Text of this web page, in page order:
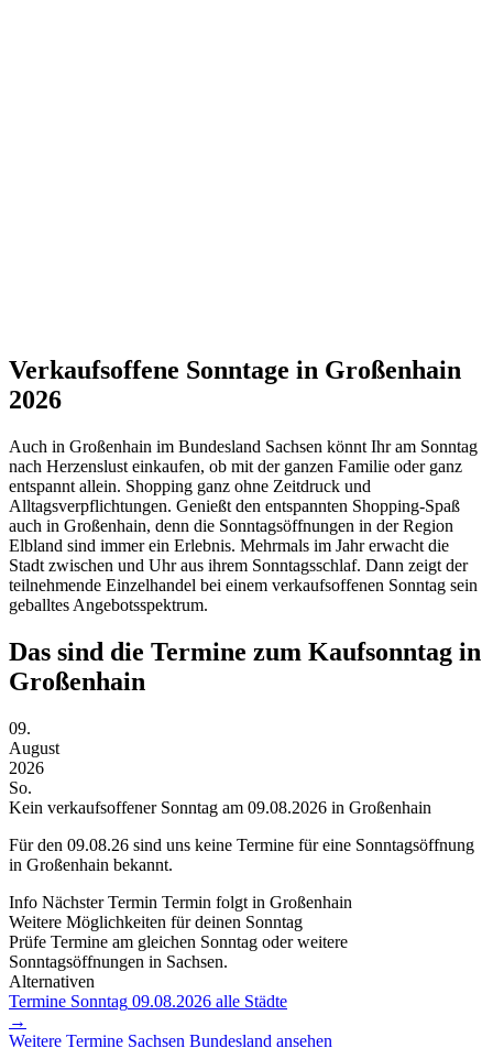
Verkaufsoffene Sonntage in Großenhain
2026
Auch in Großenhain im Bundesland Sachsen könnt Ihr am Sonntag
nach Herzenslust einkaufen, ob mit der ganzen Familie oder ganz
entspannt allein. Shopping ganz ohne Zeitdruck und
Alltagsverpflichtungen. Genießt den entspannten Shopping-Spaß
auch in Großenhain, denn die Sonntagsöffnungen in der Region
Elbland sind immer ein Erlebnis. Mehrmals im Jahr erwacht die
Stadt zwischen und Uhr aus ihrem Sonntagsschlaf. Dann zeigt der
teilnehmende Einzelhandel bei einem verkaufsoffenen Sonntag sein
geballtes Angebotsspektrum.
Das sind die Termine zum Kaufsonntag in
Großenhain
09.
August
2026
So.
Kein verkaufsoffener Sonntag am 09.08.2026 in Großenhain
Für den 09.08.26 sind uns keine Termine für eine Sonntagsöffnung
in Großenhain bekannt.
Info Nächster Termin Termin folgt in Großenhain
Weitere Möglichkeiten für deinen Sonntag
Prüfe Termine am gleichen Sonntag oder weitere
Sonntagsöffnungen in Sachsen.
Alternativen
Termine Sonntag 09.08.2026 alle Städte
→
Weitere Termine Sachsen Bundesland ansehen